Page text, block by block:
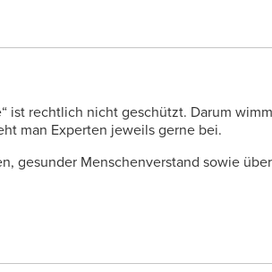
ist rechtlich nicht geschützt. Darum
man Experten jeweils gerne bei.
gesunder Menschenverstand sowie